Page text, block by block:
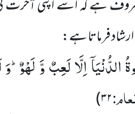
ہے کہ اسے اپنی آخرت
فرماتا ہے:
الدُّنْیَاۤ اِلَّا لَعِبٌ وَّ
۳۲)